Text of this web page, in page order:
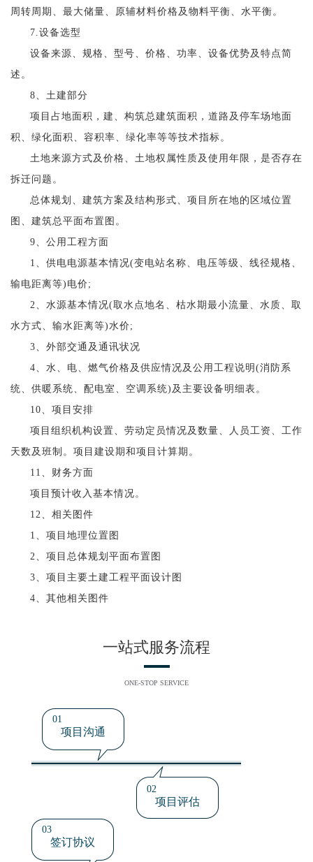
周转周期、最大储量、原辅材料价格及物料平衡、水平衡。
7.设备选型
设备来源、规格、型号、价格、功率、设备优势及特点简
述。
8、土建部分
项目占地面积，建、构筑总建筑面积，道路及停车场地面
积、绿化面积、容积率、绿化率等等技术指标。
土地来源方式及价格、土地权属性质及使用年限，是否存在
拆迁问题。
总体规划、建筑方案及结构形式、项目所在地的区域位置
图、建筑总平面布置图。
9、公用工程方面
1、供电电源基本情况(变电站名称、电压等级、线径规格、
输电距离等)电价;
2、水源基本情况(取水点地名、枯水期最小流量、水质、取
水方式、输水距离等)水价;
3、外部交通及通讯状况
4、水、电、燃气价格及供应情况及公用工程说明(消防系
统、供暖系统、配电室、空调系统)及主要设备明细表。
10、项目安排
项目组织机构设置、劳动定员情况及数量、人员工资、工作
天数及班制。项目建设期和项目计算期。
11、财务方面
项目预计收入基本情况。
12、相关图件
1、项目地理位置图
2、项目总体规划平面布置图
3、项目主要土建工程平面设计图
4、其他相关图件
一站式服务流程
ONE-STOP SERVICE
01
项目沟通
02
项目评估
03
签订协议